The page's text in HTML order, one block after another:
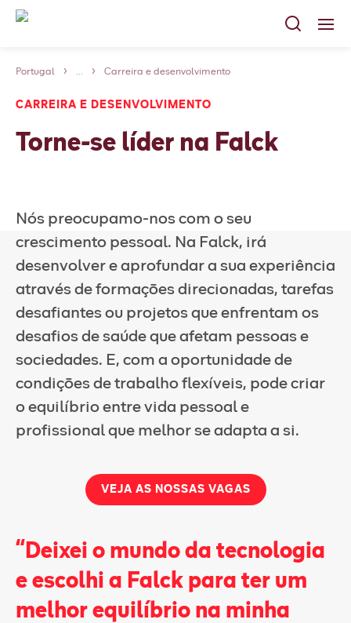
Serviços
Carreiras
Sobre nós
Contato
Portugal ... Carreira e desenvolvimento
CARREIRA E DESENVOLVIMENTO
Torne-se líder na Falck
Nós preocupamo-nos com o seu
crescimento pessoal. Na Falck, irá
desenvolver e aprofundar a sua experiência
através de formações direcionadas, tarefas
desafiantes ou projetos que enfrentam os
desafios de saúde que afetam pessoas e
sociedades. E, com a oportunidade de
condições de trabalho flexíveis, pode criar
o equilíbrio entre vida pessoal e
profissional que melhor se adapta a si.
VEJA AS NOSSAS VAGAS
“Deixei o mundo da tecnologia
e escolhi a Falck para ter um
melhor equilíbrio na minha